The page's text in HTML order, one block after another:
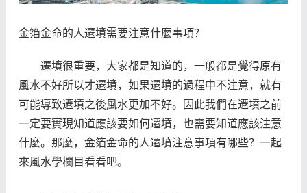
金箔金命的人遷墳需要注意什麼事項？
遷墳很重要，大家都是知道的，一般都是覺得原有
風水不好所以才遷墳，如果遷墳的過程中不注意，就有
可能導致遷墳之後風水更加不好。因此我們在遷墳之前
一定要實現知道應該要如何遷墳，也需要知道應該注意
什麼。那麼，金箔金命的人遷墳注意事項有哪些？一起
來風水學欄目看看吧。